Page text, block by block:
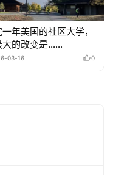
年美国的社区大学，
大的改变是……
03-16 0